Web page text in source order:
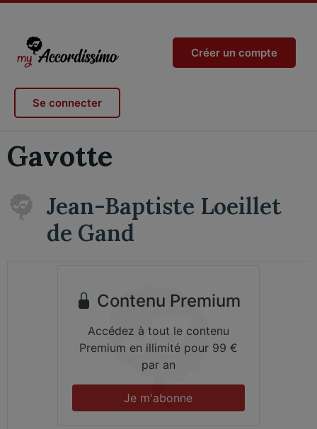
Créer un compte
Se connecter
Gavotte
Jean-Baptiste Loeillet
de Gand
Contenu Premium
Accédez à tout le contenu
Premium en illimité pour 99 €
par an
Je m'abonne